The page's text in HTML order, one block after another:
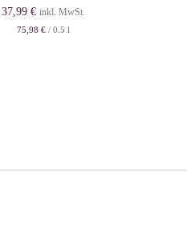
37,99 € inkl. MwSt.
75,98 €/ 0.5 l